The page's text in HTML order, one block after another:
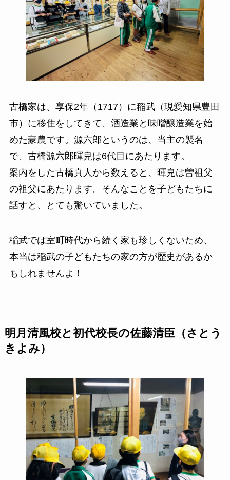
古橋家は、享保2年（1717）に稲武（現愛知県豊田
市）に移住をしてきて、酒造業と味噌醸造業を始
めた豪農です。源六郎というのは、当主の襲名
で、古橋源六郎暉皃は6代目にあたります。
案内をした古橋真人から数えると、暉皃は曽祖父
の祖父にあたります。そんなことを子どもたちに
話すと、とても驚いていました。
稲武では室町時代から続く家も珍しくないため、
本当は稲武の子どもたちの家の方が歴史があるか
もしれませんよ！
明月清風校と初代校長の佐藤清臣（さとう
きよみ）